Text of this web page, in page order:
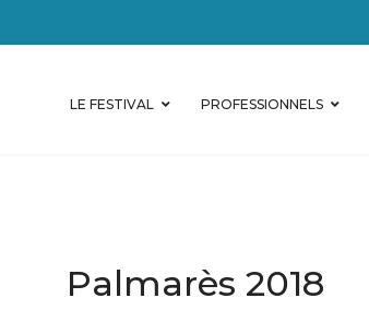
LE FESTIVAL PROFESSIONNELS
Palmarès 2018